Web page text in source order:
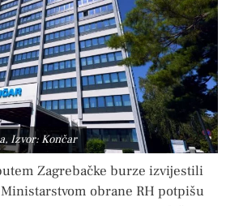
Izvor: Končar
Zagrebačke burze izvijestili
obrane RH potpišu